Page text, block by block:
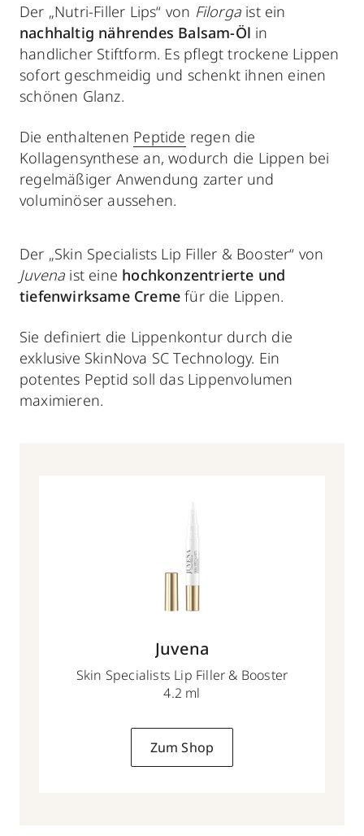
Der „Nutri-Filler Lips“ von Filorga ist ein
nachhaltig nährendes Balsam-Öl in
handlicher Stiftform. Es pflegt trockene Lippen
sofort geschmeidig und schenkt ihnen einen
schönen Glanz.
Die enthaltenen Peptide regen die
Kollagensynthese an, wodurch die Lippen bei
regelmäßiger Anwendung zarter und
voluminöser aussehen.
Der „Skin Specialists Lip Filler & Booster“ von
Juvena ist eine hochkonzentrierte und
tiefenwirksame Cremefür die Lippen.
Sie definiert die Lippenkontur durch die
exklusive SkinNova SC Technology. Ein
potentes Peptid soll das Lippenvolumen
maximieren.
Juvena
Skin Specialists Lip Filler & Booster
4.2 ml
Zum Shop